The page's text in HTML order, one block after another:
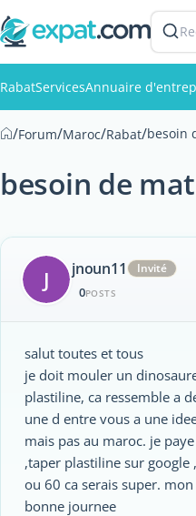
RabatServicesAnnuaire
/Forum/Maroc/Rabat/besoin
besoin de
J jnoun11 Invité
0POSTS
salut toutes et tous
je doit mouler un
plastiline, ca ressemble a
une d entre vous a une
mais pas au maroc. je
,taper plastiline sur
ou 60 ca serais super.
bonne journee